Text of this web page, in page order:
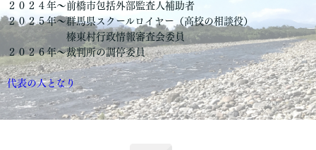
２０２４年〜前橋市包括外部監査人補助者
２０２５年〜群馬県スクールロイヤー（高校の相談役）
榛東村行政情報審査会委員
２０２６年〜裁判所の調停委員
代表の人となり